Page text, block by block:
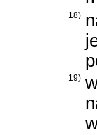
18)
19)